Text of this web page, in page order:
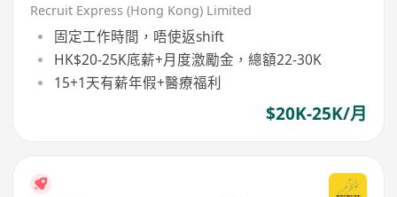
Recruit Express (Hong Kong) Limited
固定工作時間，唔使返shift
HK$20-25K底薪+月度激勵金，總額22-30K
15+1天有薪年假+醫療福利
$20K-25K/月